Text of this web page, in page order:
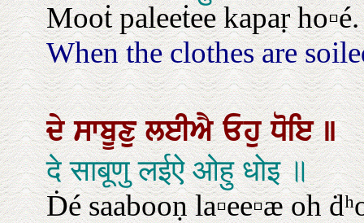
Mooṫ paleeṫee kapaṛ ho▫é.
When the clothes are
ਦੇਸਾਬੂਣੁਲਈਐਓਹੁਧੋਇ॥
दे साबूणु लईऐ ओहु धोइ ॥
Ḋé saabooṇ la▫ee▫æ oh